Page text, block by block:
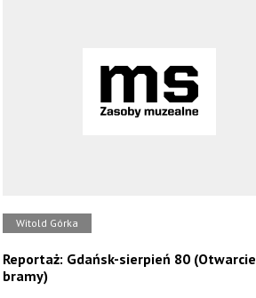
Witold Górka
Reportaż: Gdańsk-sierpień 80 (Otwarcie
bramy)